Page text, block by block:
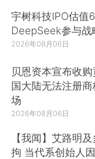
宇树科技IPO估值
DeepSeek参与战
2026年08月06日
贝恩资本宣布收
国大陆无法注册
场
2026年08月06日
【我闻】艾路明
拘 当代系创始人